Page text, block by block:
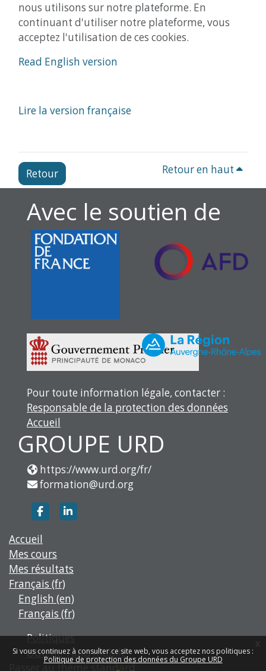
Si vous continuez à consulter ce site web, vous acceptez nos politiques :
Politique de protection des données du Groupe URD
x
nous utilisons sur notre plateforme. En
continuant d'utiliser notre plateforme, vous
acceptez l'utilisation de ces cookies.
Read English version
Lire la version française
Retour Retour en haut
Avec le soutien de
Pour toute information légale, contacter :
Responsable de la protection des données
Accueil
GROUPE URD
https://www.urd.org/fr/
formation@urd.org
https://www.facebook.com/groupe.urd
Accueil
Mes cours
Mes résultats
Français ‎(fr)‎
English ‎(en)‎
Français ‎(fr)‎
Politiques
Obtenir l’app mobile
Passer au thème standard